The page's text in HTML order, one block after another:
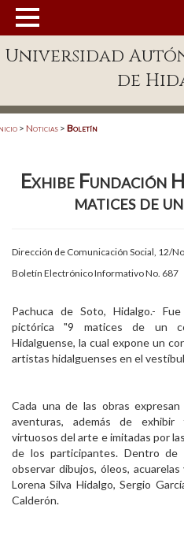
Enlaces
Patronato
Publicaciones en línea
Acreditación Internacional
Alumnado
Aspirantes
Alumni
Visitantes
Universidad
de
> Noticias > Boletín
Exhibe Fundación
matices de
Dirección de Comunicación Social, 12/
Boletín Electrónico Informativo No. 687
Pachuca de Soto, Hidalgo.-
pictórica "9 matices de un
Hidalguense, la cual expone un
artistas hidalguenses en el
Cada una de las obras
aventuras, además de exhibir
virtuosos del arte e imitadas por
de los participantes. Dentro de
observar dibujos, óleos,
Lorena Silva Hidalgo, Sergio
Calderón.